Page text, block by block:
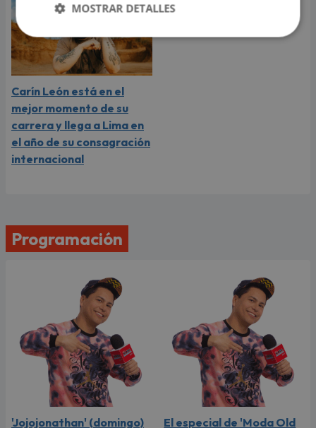
Carín León está en el
mejor momento de su
carrera y llega a Lima en
el año de su consagración
internacional
Programación
'Jojojonathan' (domingo)
El especial de 'Moda Old
MOSTRAR DETALLES